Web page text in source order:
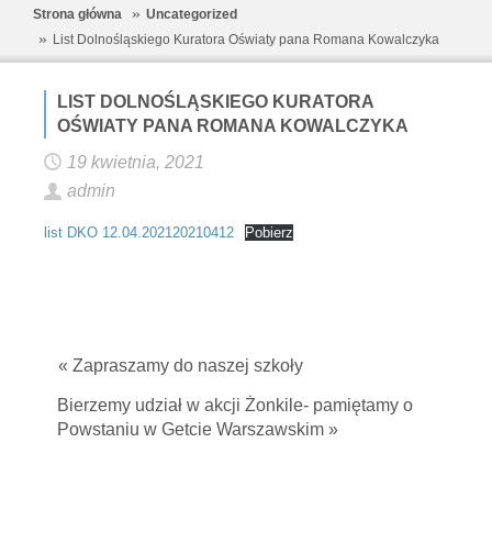
Strona główna
Uncategorized
List Dolnośląskiego Kuratora Oświaty pana Romana Kowalczyka
LIST DOLNOŚLĄSKIEGO KURATORA
OŚWIATY PANA ROMANA KOWALCZYKA
19 kwietnia, 2021
admin
list DKO 12.04.202120210412 Pobierz
« Zapraszamy do naszej szkoły
Bierzemy udział w akcji Żonkile- pamiętamy o
Powstaniu w Getcie Warszawskim »